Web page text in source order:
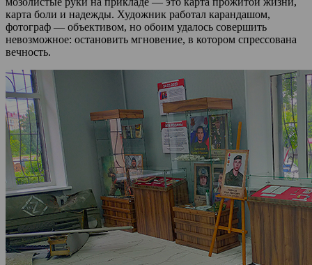
карта боли и надежды. Художник работал карандашом,
фотограф — объективом, но обоим удалось совершить
невозможное: остановить мгновение, в котором спрессована
вечность.